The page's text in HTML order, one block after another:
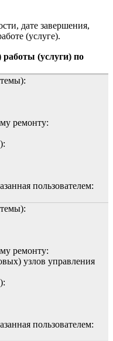
дате завершения,
(услуге).
(услуги) по
ремонту:
пользователем:
ремонту:
узлов управления
пользователем: